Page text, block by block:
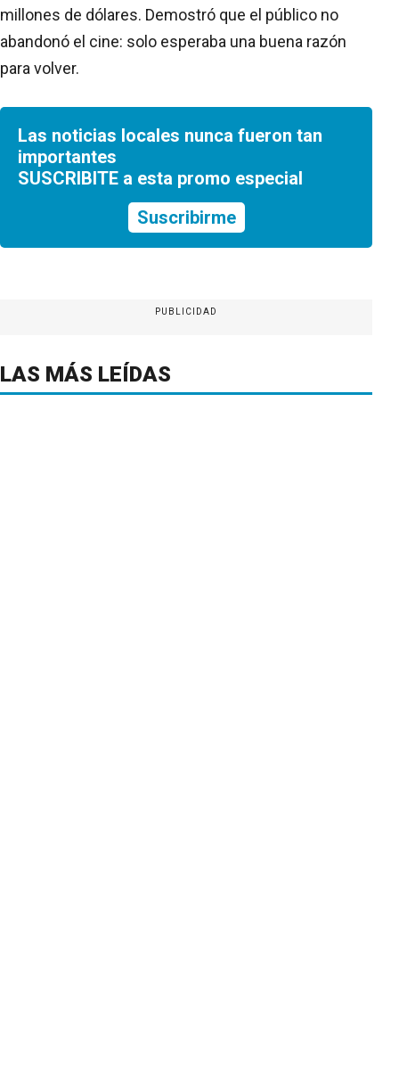
millones de dólares. Demostró que el público no
abandonó el cine: solo esperaba una buena razón
para volver.
Las noticias locales nunca fueron tan
importantes
SUSCRIBITE a esta promo especial
Suscribirme
PUBLICIDAD
LAS MÁS LEÍDAS